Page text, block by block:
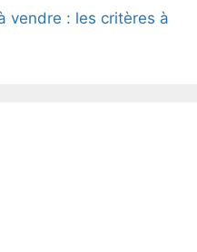
vendre : les critères à